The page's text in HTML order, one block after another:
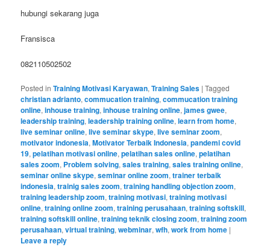
hubungi sekarang juga
Fransisca
082110502502
Posted in Training Motivasi Karyawan,Training Sales |Tagged
christian adrianto,commucation training,commucation training
online,inhouse training,inhouse training online,james gwee,
leadership training,leadership training online,learn from home,
live seminar online,live seminar skype,live seminar zoom,
motivator indonesia,Motivator Terbaik Indonesia,pandemi covid
19,pelatihan motivasi online,pelatihan sales online,pelatihan
sales zoom, Problem solving,sales training,sales training online,
seminar online skype,seminar online zoom,trainer terbaik
indonesia,trainig sales zoom,training handling objection zoom,
training leadership zoom,training motivasi,training motivasi
online,training online zoom,training perusahaan,training softskill,
training softskill online,training teknik closing zoom,training zoom
perusahaan,virtual training,webminar,wfh,work from home |
Leave a reply